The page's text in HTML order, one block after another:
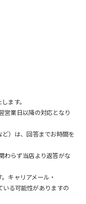
ます。
業日以降の対応となり
）は、回答までお時間を
わらず当店より返答がな
キャリアメール・
る可能性がありますの